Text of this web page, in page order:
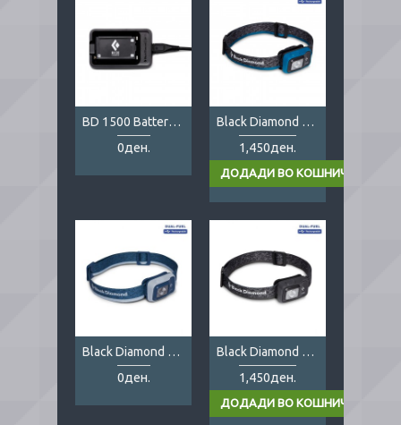
BD 1500 Battery + Charger
0ден.
Black Diamond Astro 300 blue
1,450ден.
Black Diamond Astro 300 creek blue
0ден.
Black Diamond Astro 300 graphite
1,450ден.